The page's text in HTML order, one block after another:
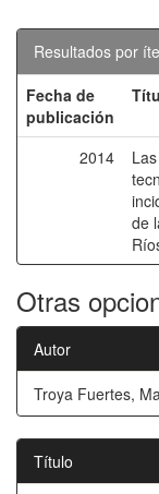
Resultados por
Fecha de
publicación
2014
de
Otras
Autor
Troya Fuertes,
Título